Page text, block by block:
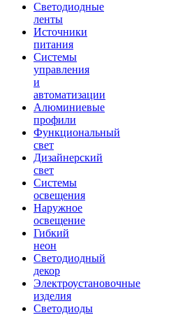
Светодиодные
ленты
Источники
питания
Системы
управления
и
автоматизации
Алюминиевые
профили
Функциональный
свет
Дизайнерский
свет
Системы
освещения
Наружное
освещение
Гибкий
неон
Светодиодный
декор
Электроустановочные
изделия
Светодиоды